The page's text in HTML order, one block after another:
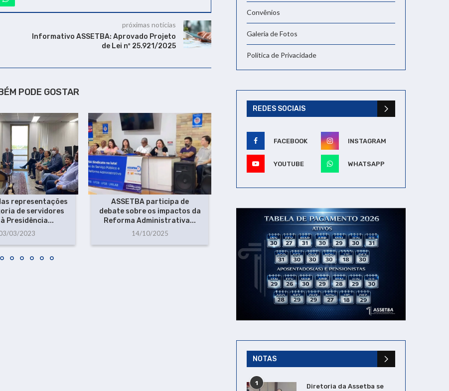
próximas notícias
Informativo ASSETBA: Aprovado Projeto
de Lei nº 25.921/2025
PODE GOSTAR
representações
de servidores
Presidência...
03/2023
ASSETBA participa de
debate sobre os impactos da
Reforma Administrativa...
14/10/2025
pandemia pode voltar a
contar: Senado aprova...
19/12/2025
eletrônica está
Convênios
Galeria de Fotos
Política de Privacidade
REDES SOCIAIS
FACEBOOK INSTAGRAM
YOUTUBE WHATSAPP
NOTAS
1
Diretoria da Assetba se